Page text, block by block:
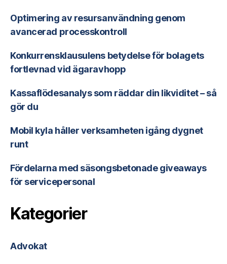
Optimering av resursanvändning genom
avancerad processkontroll
Konkurrensklausulens betydelse för bolagets
fortlevnad vid ägaravhopp
Kassaflödesanalys som räddar din likviditet – så
gör du
Mobil kyla håller verksamheten igång dygnet
runt
Fördelarna med säsongsbetonade giveaways
för servicepersonal
Kategorier
Advokat